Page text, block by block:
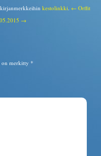
kirjanmerkkeihin kestolinkki ← Orffit
→
on merkitty *